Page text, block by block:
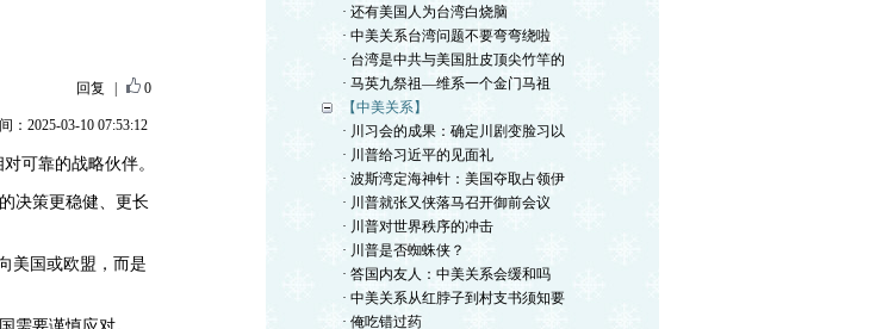
回复 0
：2025-03-10 07:53:12
可靠的战略伙伴。
决策更稳健、更长
美国或欧盟，而是
· 还有美国人为台湾白烧脑
· 中美关系台湾问题不要弯弯绕啦
· 台湾是中共与美国肚皮顶尖竹竿的
· 马英九祭祖—维系一个金门马祖
【中美关系】
· 川习会的成果：确定川剧变脸习以
· 川普给习近平的见面礼
· 波斯湾定海神针：美国夺取占领伊
· 川普就张又侠落马召开御前会议
· 川普对世界秩序的冲击
· 川普是否蜘蛛侠？
· 答国内友人：中美关系会缓和吗
· 中美关系从红脖子到村支书须知要
· 俺吃错过药